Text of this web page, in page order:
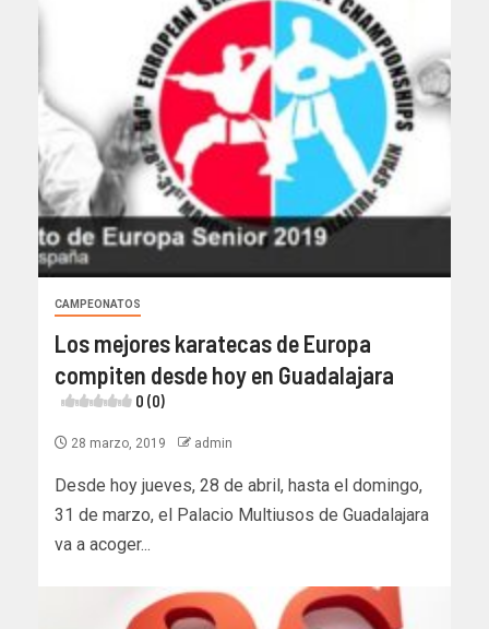
CAMPEONATOS
Los mejores karatecas de Europa
compiten desde hoy en Guadalajara
0 (0)
28 marzo, 2019 admin
Desde hoy jueves, 28 de abril, hasta el domingo,
31 de marzo, el Palacio Multiusos de Guadalajara
va a acoger...